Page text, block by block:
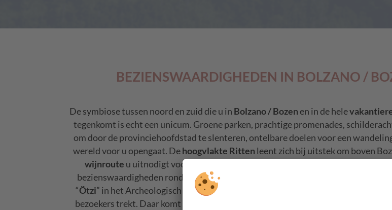
BEZIENSWAARDIGHEDEN IN BOLZANO /
De symbiose tussen noord en zuid die u in Bolzano / Bozenen in de hele
tegenkomt is echt een unicum. Groene parken, prachtige promenades,
om door de provinciehoofdstad te slenteren, ontelbare doelen voor een
wereld voor u opengaat. Dehoogvlakte Ritten leent zich bij uitstek om boven
wijnroute u uitnodigt voor een tocht door knusse dorpen in de vakantieregio
bezienswaardigheden rondom Bolzano / Bozen hoort natuurlijk ook de Bozner
“Ötzi” in het Archeologisch Museum, terwijl rond de kerstperiode natuurlijk de
bezoekers trekt. Daar komt nog een keur aan voortreffelijke